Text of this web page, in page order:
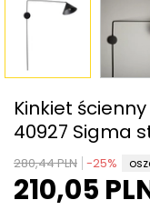
Kinkiet
40927 Sigma
280,44 PLN -25%
210,05